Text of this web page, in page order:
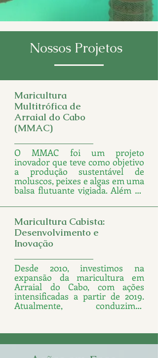
Nossos Projetos
Maricultura
Multitrófica de
Arraial do Cabo
(MMAC)
O MMAC foi um projeto
inovador que teve como objetivo
a produção sustentável de
moluscos, peixes e algas em uma
balsa flutuante vigiada. Além de
projeto fortaleceu a Lagos em
Ação como uma instituição de
referência em desenvolvimento
sustentável e produção de
organismos aquáticos. As metas
foram alcançadas com a
construção da balsa, a instalação
de sistemas de segurança e o
manejo adequado dos
organismos, maximizando a
produção e garantindo a
sustentabilidade. Hoje, o projeto
Maricultura Cabista:
Desenvolvimento e
Inovação
Desde 2010, investimos na
expansão da maricultura em
Arraial do Cabo, com ações
intensificadas a partir de 2019.
Atualmente, conduzimos
avançadas, suporte ao
licenciamento ambiental, e o
desenvolvimento de produtos